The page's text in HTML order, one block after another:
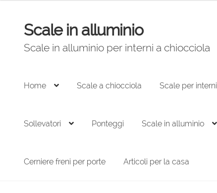
Vai
alla
navigazione
Vai
al
contenuto
Scale in alluminio
Scale in alluminio per interni a chiocciola
Home Scale a chiocciola Scale per interni
Sollevatori Ponteggi Scale in alluminio
Cerniere freni per porte Articoli per la casa